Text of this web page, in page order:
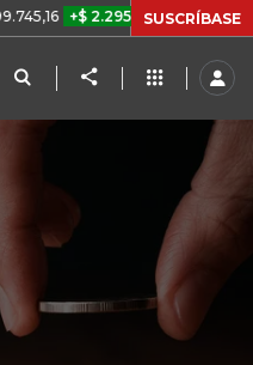
2.295,71 +0,58% TASA DE
SUSCRÍBASE